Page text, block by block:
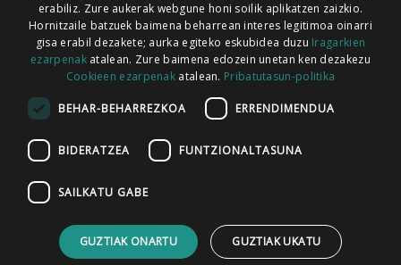
PUBLIZITATEA
HARREMANETARAKO
erabiliz. Zure aukerak webgune honi soilik aplikatzen zaizkio.
Hornitzaile batzuek baimena beharrean interes legitimoa oinarri
gisa erabil dezakete; aurka egiteko eskubidea duzu Iragarkien
ezarpenakatalean. Zure baimena edozein unetan ken dezakezu
Cookieen ezarpenak atalean. Pribatutasun-politika
BEHAR-BEHARREZKOA ERRENDIMENDUA
BIDERATZEA FUNTZIONALTASUNA
SAILKATU GABE
GUZTIAK ONARTU GUZTIAK UKATU